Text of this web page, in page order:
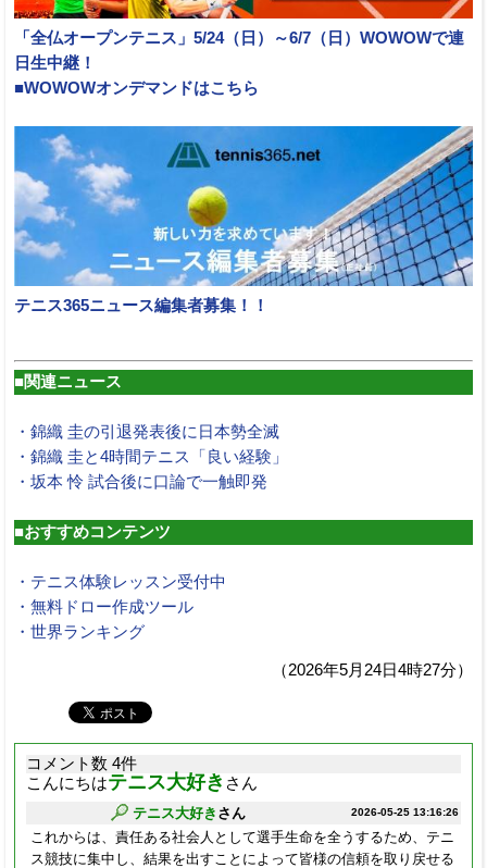
「全仏オープンテニス」5/24（日）～6/7（日）WOWOWで連
日生中継！
■WOWOWオンデマンドはこちら
テニス365ニュース編集者募集！！
■関連ニュース
・錦織 圭の引退発表後に日本勢全滅
・錦織 圭と4時間テニス「良い経験」
・坂本 怜 試合後に口論で一触即発
■おすすめコンテンツ
・テニス体験レッスン受付中
・無料ドロー作成ツール
・世界ランキング
（2026年5月24日4時27分）
コメント数 4件
こんにちはテニス大好き さん
2026-05-25 13:16:26
テニス大好き さん
これからは、責任ある社会人として選手生命を全うするため、テニ
ス競技に集中し、結果を出すことによって皆様の信頼を取り戻せる